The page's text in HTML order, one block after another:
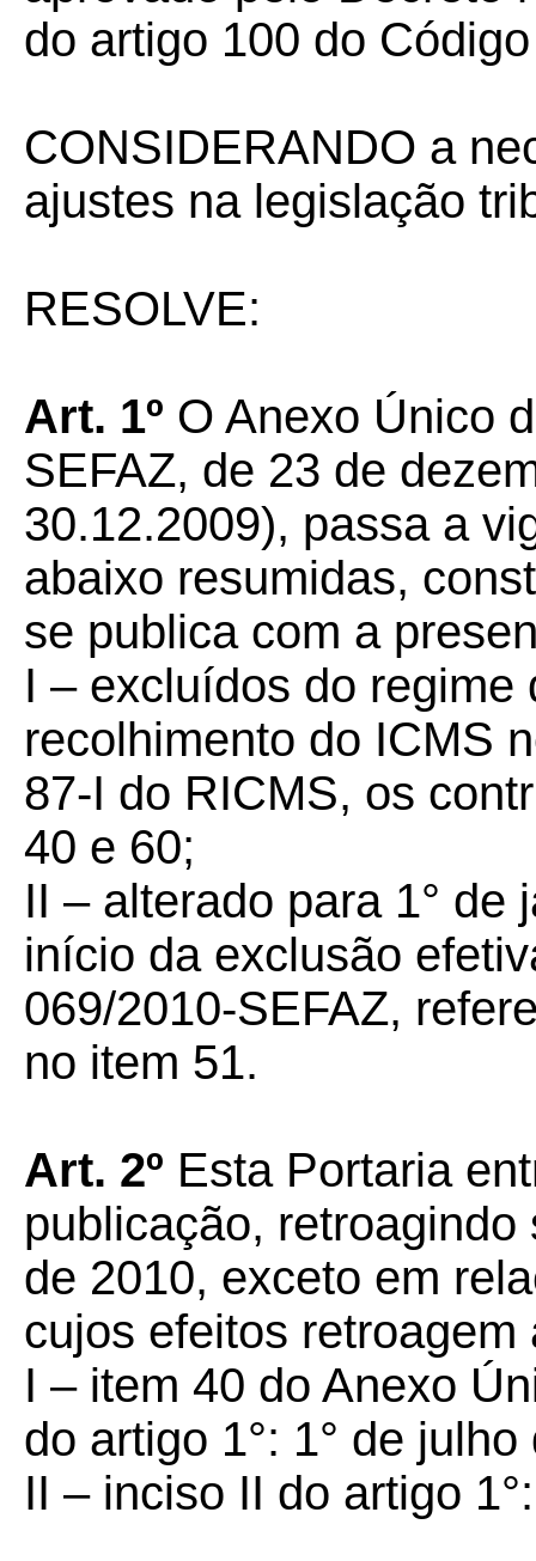
do artigo 100 do
CONSIDERANDO a
ajustes na legislação
RESOLVE:
Art. 1º O Anexo Único
SEFAZ, de 23 de
30.12.2009), passa a
abaixo resumidas,
se publica com a
I – excluídos do regime
recolhimento do ICMS
87-I do RICMS, os
40 e 60;
II – alterado para 1° de
início da exclusão
069/2010-SEFAZ,
no item 51.
Art. 2º Esta Portaria
publicação,
de 2010, exceto em
cujos efeitos
I – item 40 do Anexo
do artigo 1°: 1° de
II – inciso II do artigo